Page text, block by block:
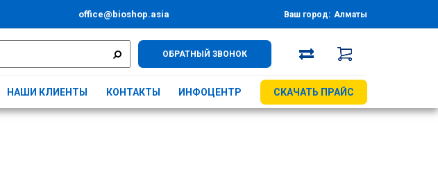
office@bioshop.asia Ваш город: Алматы
ОБРАТНЫЙ ЗВОНОК
НАШИ КЛИЕНТЫ КОНТАКТЫ ИНФОЦЕНТР СКАЧАТЬ ПРАЙС